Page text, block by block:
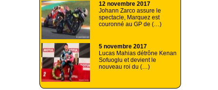
12 novembre 2017
Johann Zarco assure le
spectacle, Marquez est
couronné au GP de (…)
5 novembre 2017
Lucas Mahias détrône Kenan
Sofuoglu et devient le
nouveau roi du (…)